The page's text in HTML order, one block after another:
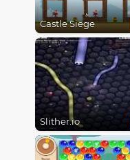
Castle Siege
Slither.io